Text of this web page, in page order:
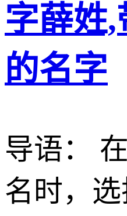
字薛姓,
的名字
导语：
名时，